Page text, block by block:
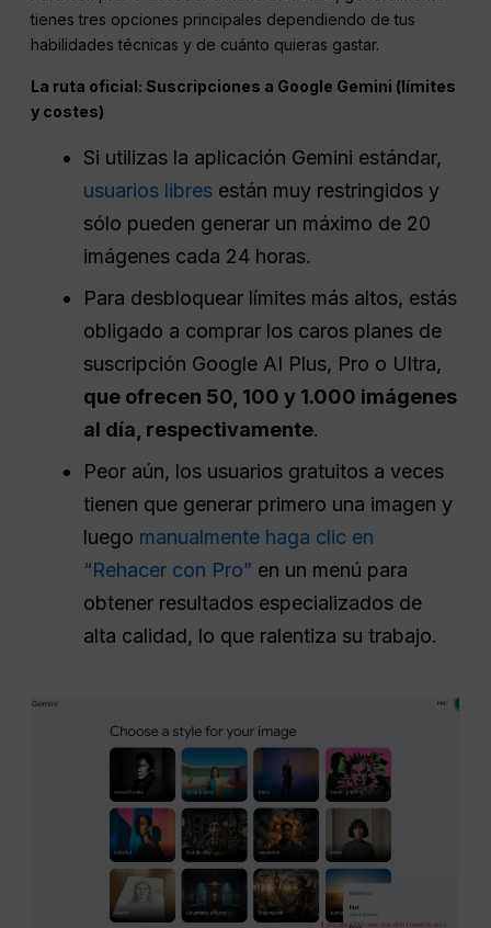
tienes tres opciones principales dependiendo de tus
habilidades técnicas y de cuánto quieras gastar.
La ruta oficial: Suscripciones a Google Gemini (límites
y costes)
Si utilizas la aplicación Gemini estándar,
usuarios libres están muy restringidos y
sólo pueden generar un máximo de 20
imágenes cada 24 horas.
Para desbloquear límites más altos, estás
obligado a comprar los caros planes de
suscripción Google AI Plus, Pro o Ultra,
que ofrecen 50, 100 y 1.000 imágenes
al día, respectivamente.
Peor aún, los usuarios gratuitos a veces
tienen que generar primero una imagen y
luego manualmente haga clic en
“Rehacer con Pro” en un menú para
obtener resultados especializados de
alta calidad, lo que ralentiza su trabajo.